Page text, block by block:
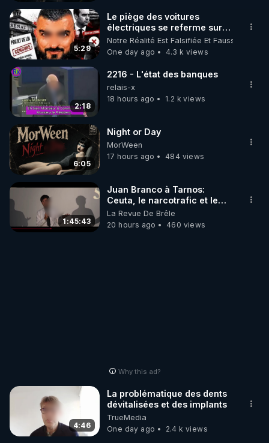
le code : REGENERE
5:29
Le piège des voitures
électriques se referme sur
les usagers !
Notre Réalité Est Falsifiée Et Fausse
One day ago
4.3 k views
2:18
2216 - L'état des banques
relais-x
18 hours ago
1.2 k views
6:05
Night or Day
MorWeen
17 hours ago
484 views
1:45:43
Juan Branco à Tarnos:
Ceuta, le narcotrafic et le
pouvoir en France
La Revue De Brêle
20 hours ago
460 views
Why this ad?
4:46
La problématique des dents
dévitalisées et des implants
TrueMedia
One day ago
2.4 k views